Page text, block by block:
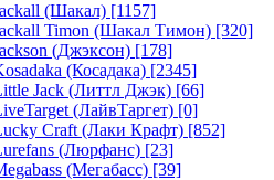
(Шакал) [1157]
Timon (Шакал Тимон) [320]
(Джэксон) [178]
(Косадака) [2345]
Jack (Литтл Джэк) [66]
(ЛайвТаргет) [0]
Craft (Лаки Крафт) [852]
(Люрфанс) [23]
(Мегабасс) [39]